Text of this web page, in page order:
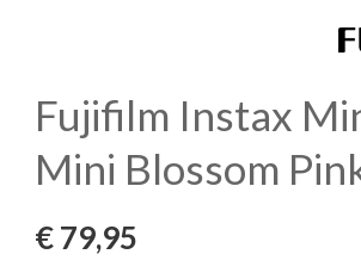
Fujifilm Instax
Mini Blossom
€79,95